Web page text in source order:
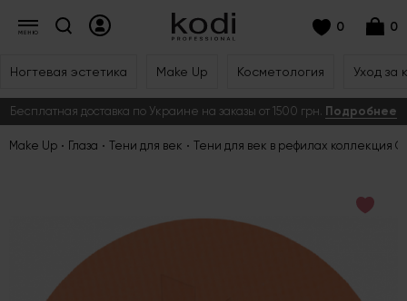
0 0
Ногтевая эстетика Make Up Косметология Уход за
Бесплатная доставка по Украине на заказы от 1500 грн. Подробнее
Make Up Глаза Тени для век Тени для век в рефилах коллекция